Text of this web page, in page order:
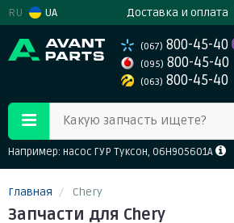
RU UA Доставка и оплата
(067) 800-45-40
(095) 800-45-40
(063) 800-45-40
Какую запчасть ищете?
Например: насос ГУР Туксон, 06H905601A
Главная Chery
Запчасти для Chery